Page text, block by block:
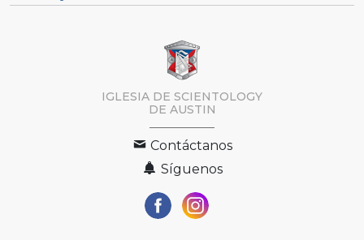
IGLESIA DE SCIENTOLOGY
DE AUSTIN
Contáctanos
Síguenos